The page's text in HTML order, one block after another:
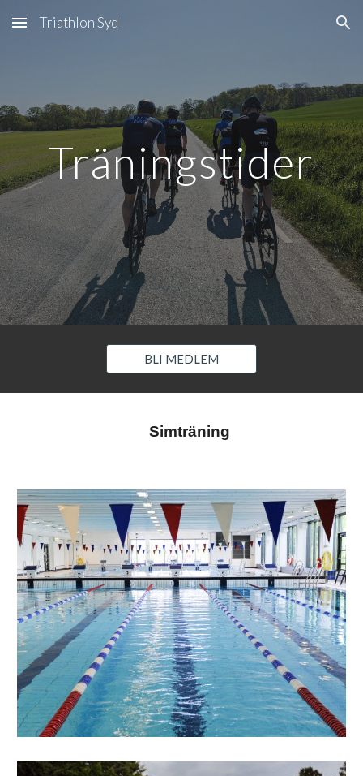
Skip to main content Skip to navigation
Triathlon Syd
Träningstider
BLI MEDLEM
Simträning